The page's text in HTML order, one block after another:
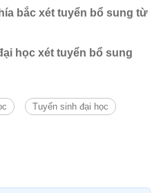
bắc xét tuyển bổ sung từ
học xét tuyển bổ sung
Tuyển sinh đại học